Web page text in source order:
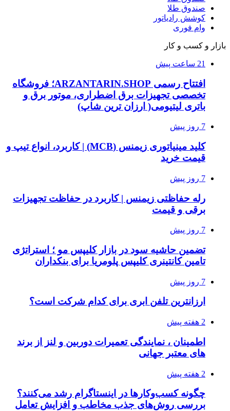
صندوق طلا
کوشش رادیاتور
وام فوری
بازار و کسب و کار
21 ساعت پیش
افتتاح رسمی ARZANTARIN.SHOP؛ فروشگاه
تخصصی تجهیزات برق اضطراری، موتور برق و
باتری لیتیومی( ارزان ترین شاپ)
7 روز پیش
کلید مینیاتوری زیمنس (MCB) | کاربرد، انواع تیپ و
قیمت خرید
7 روز پیش
رله حفاظتی زیمنس | کاربرد در حفاظت تجهیزات
برقی و قیمت
7 روز پیش
تضمین حاشیه سود در بازار کلیپس مو ؛ استراتژی
تامین کانتینری کلیپس پلومریا برای بنکداران
7 روز پیش
ارزانترین تلفن ابری برای کدام شرکت است؟
2 هفته پیش
اطمینان ، نمایندگی تعمیرات دوربین و لنز از برند
های معتبر جهانی
2 هفته پیش
چگونه کسب‌وکارها در اینستاگرام رشد می‌کنند؟
بررسی روش‌های جذب مخاطب و افزایش تعامل